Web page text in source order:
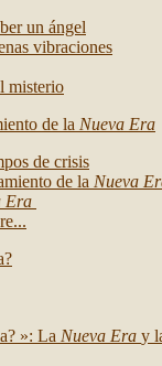
un ángel
vibraciones
misterio
de la Nueva Era
de crisis
de la Nueva
Era
»: La Nueva Era y